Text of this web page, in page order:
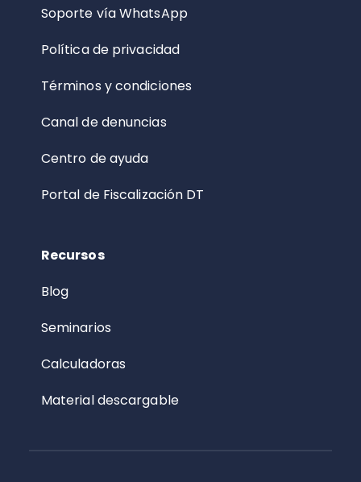
Soporte vía WhatsApp
Política de privacidad
Términos y condiciones
Canal de denuncias
Centro de ayuda
Portal de Fiscalización DT
Recursos
Blog
Seminarios
Calculadoras
Material descargable